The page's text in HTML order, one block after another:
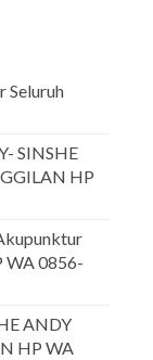
Seluruh
SINSHE
HP
WA 0856-
ANDY
HP WA